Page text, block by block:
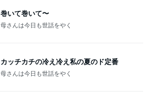
巻いて巻いて〜
母さんは今日も世話をやく
カッチカチの冷え冷え私の夏のド定番
母さんは今日も世話をやく